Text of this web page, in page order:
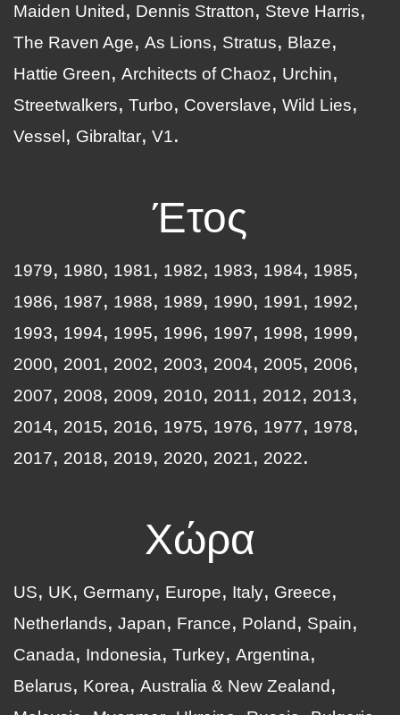
Maiden United
Dennis Stratton
Steve Harris
The Raven Age
As Lions Stratus
Blaze
Hattie Green
Architects of Chaoz
Urchin
Streetwalkers
Turbo Coverslave
Wild Lies
Vessel
Gibraltar V1
Έτος
1979 1980 1981 1982 1983 1984
1985
1986
1987 1988 1989 1990 1991
1992
1993
1994 1995 1996 1997 1998
1999
2000
2001 2002 2003 2004 2005
2006
2007
2008 2009 2010 2011 2012
2013
2014
2015 2016 1975 1976 1977
1978
2017
2018 2019 2020 2021 2022
Χώρα
US UK Germany Europe Italy
Greece
Netherlands
Japan France Poland
Spain
Canada
Indonesia Turkey Argentina
Belarus
Korea
Australia & New Zealand